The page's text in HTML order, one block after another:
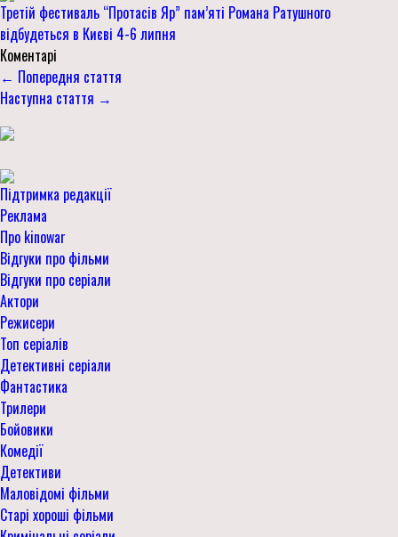
Третій фестиваль “Протасів Яр” пам’яті Романа Ратушного
відбудеться в Києві 4-6 липня
Коментарі
← Попередня стаття
Наступна стаття →
Підтримка редакції
Реклама
Про kinowar
Відгуки про фільми
Відгуки про серіали
Актори
Режисери
Топ серіалів
Детективні серіали
Фантастика
Трилери
Бойовики
Комедії
Детективи
Маловідомі фільми
Старі хороші фільми